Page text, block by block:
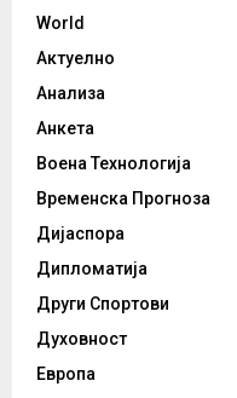
World
Актуелно
Анализа
Анкета
Воена Технологија
Временска Прогноза
Дијаспора
Дипломатија
Други Спортови
Духовност
Европа